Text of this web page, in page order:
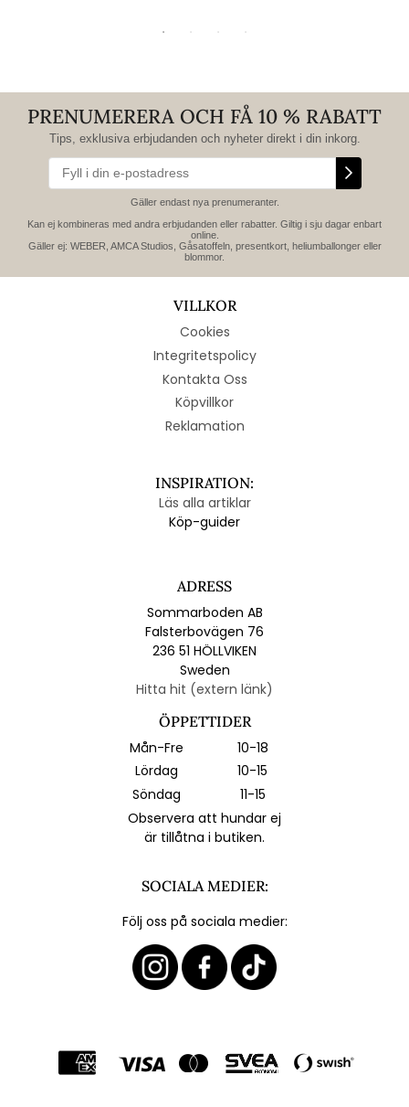
PRENUMERERA OCH FÅ 10 % RABATT
Tips, exklusiva erbjudanden och nyheter direkt i din inkorg.
Gäller endast nya prenumeranter.
Kan ej kombineras med andra erbjudanden eller rabatter. Giltig i sju dagar enbart
online.
Gäller ej: WEBER, AMCA Studios, Gåsatoffeln, presentkort, heliumballonger eller
blommor.
VILLKOR
Cookies
Integritetspolicy
Kontakta Oss
Köpvillkor
Reklamation
INSPIRATION:
Läs alla artiklar
Köp-guider
ADRESS
Sommarboden AB
Falsterbovägen 76
236 51 HÖLLVIKEN
Sweden
Hitta hit (extern länk)
ÖPPETTIDER
Mån-Fre
10-18
Lördag
10-15
Söndag
11-15
Observera att hundar ej
är tillåtna i butiken.
SOCIALA MEDIER:
Följ oss på sociala medier: